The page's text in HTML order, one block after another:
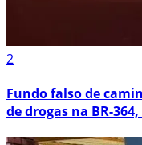
2
Fundo falso de
de drogas na BR-